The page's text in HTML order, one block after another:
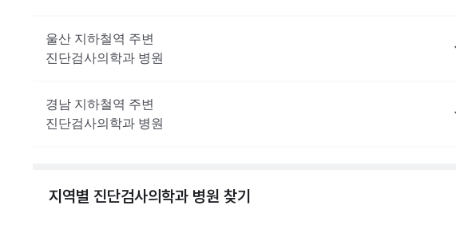
울산 지하철역 주변
진단검사의학과 병원
경남 지하철역 주변
진단검사의학과 병원
지역별 진단검사의학과 병원 찾기